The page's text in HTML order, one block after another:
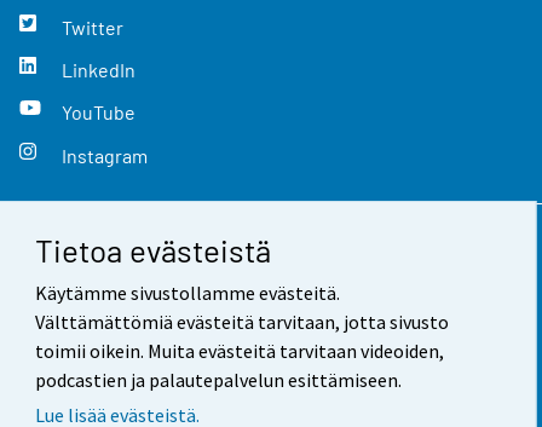
Tietoa evästeistä
Käytämme sivustollamme evästeitä.
Välttämättömiä evästeitä tarvitaan, jotta sivusto
toimii oikein. Muita evästeitä tarvitaan videoiden,
podcastien ja palautepalvelun esittämiseen.
Lue lisää evästeistä.
Twitter
LinkedIn
YouTube
Instagram
Yhteystiedot
Palaute
Käyttöehdot